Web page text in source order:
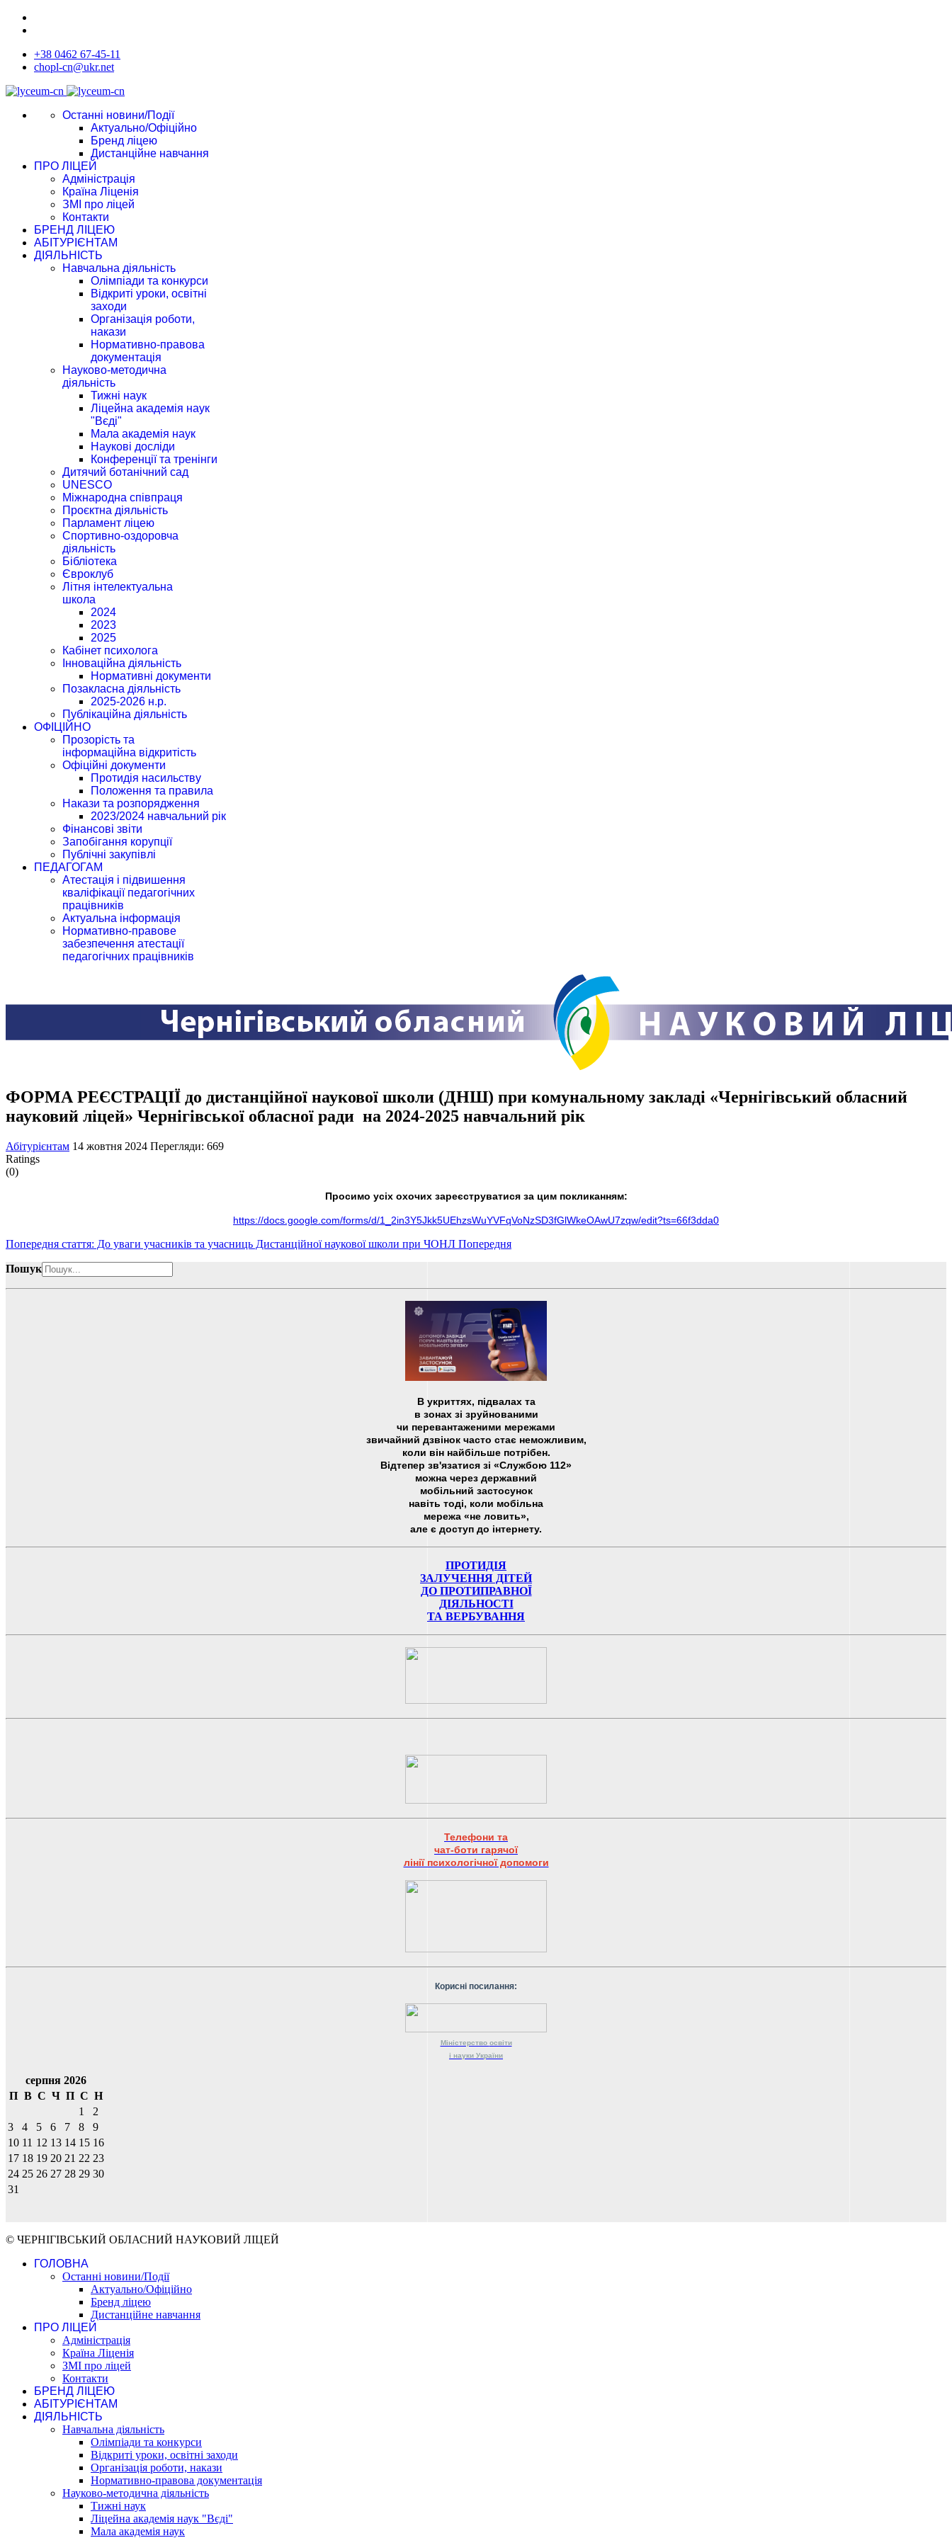
+38 0462 67-45-11
chopl-cn@ukr.net
Останні новини/Події
Актуально/Офіційно
Бренд ліцею
Дистанційне навчання
ПРО ЛІЦЕЙ
Адміністрація
Країна Ліценія
ЗМІ про ліцей
Контакти
БРЕНД ЛІЦЕЮ
АБІТУРІЄНТАМ
ДІЯЛЬНІСТЬ
Навчальна діяльність
Олімпіади та конкурси
Відкриті уроки, освітні
заходи
Організація роботи,
накази
Нормативно-правова
документація
Науково-методична
діяльність
Тижні наук
Ліцейна академія наук
"Вєді"
Мала академія наук
Наукові досліди
Конференції та тренінги
Дитячий ботанічний сад
UNESCO
Міжнародна співпраця
Проєктна діяльність
Парламент ліцею
Спортивно-оздоровча
діяльність
Бібліотека
Євроклуб
Літня інтелектуальна
школа
2024
2023
2025
Кабінет психолога
Інноваційна діяльність
Нормативні документи
Позакласна діяльність
2025-2026 н.р.
Публікаційна діяльність
ОФІЦІЙНО
Прозорість та
інформаційна відкритість
Офіційні документи
Протидія насильству
Положення та правила
Накази та розпорядження
2023/2024 навчальний рік
Фінансові звіти
Запобігання корупції
Публічні закупівлі
ПЕДАГОГАМ
Атестація і підвишення
кваліфікації педагогічних
працівників
Актуальна інформація
Нормативно-правове
забезпечення атестації
педагогічних працівників
ФОРМА РЕЄСТРАЦІЇ до дистанційної наукової школи (ДНШ) при комунальному закладі «Чернігівський обласний
науковий ліцей» Чернігівської обласної ради на 2024-2025 навчальний рік
Абітурієнтам 14 жовтня 2024 Перегляди: 669
Ratings
(0)
Просимо усіх охочих зареєструватися за цим покликанням:
https://docs.google.com/forms/d/1_2in3Y5Jkk5UEhzsWuYVFqVoNzSD3fGlWkeOAwU7zqw/edit?ts=66f3dda0
Попередня стаття: До уваги учасників та учасниць Дистанційної наукової школи при ЧОНЛ Попередня
Пошук
В укриттях, підвалах та
в зонах зі зруйнованими
чи перевантаженими мережами
звичайний дзвінок часто стає неможливим,
коли він найбільше потрібен.
Відтепер зв'язатися зі «Службою 112»
можна через державний
мобільний застосунок
навіть тоді, коли мобільна
мережа «не ловить»,
але є доступ до інтернету.
ПРОТИДІЯ
ЗАЛУЧЕННЯ ДІТЕЙ
ДО ПРОТИПРАВНОЇ
ДІЯЛЬНОСТІ
ТА ВЕРБУВАННЯ
Телефони та
чат-боти гарячої
лінії психологічної допомоги
Корисні посилання:
Міністерство освіти
і науки України
серпня 2026
П В С Ч П С Н
1
2
3
4 5 6 7 8
9
10 11 12 13 14 15 16
17 18 19 20 21 22 23
24 25 26 27 28 29 30
31
© ЧЕРНІГІВСЬКИЙ ОБЛАСНИЙ НАУКОВИЙ ЛІЦЕЙ
ГОЛОВНА
Останні новини/Події
Актуально/Офіційно
Бренд ліцею
Дистанційне навчання
ПРО ЛІЦЕЙ
Адміністрація
Країна Ліценія
ЗМІ про ліцей
Контакти
БРЕНД ЛІЦЕЮ
АБІТУРІЄНТАМ
ДІЯЛЬНІСТЬ
Навчальна діяльність
Олімпіади та конкурси
Відкриті уроки, освітні заходи
Організація роботи, накази
Нормативно-правова документація
Науково-методична діяльність
Тижні наук
Ліцейна академія наук "Вєді"
Мала академія наук